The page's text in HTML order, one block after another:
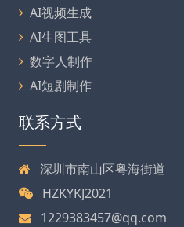
AI视频生成
AI生图工具
数字人制作
AI短剧制作
联系方式
深圳市南山区粤海街道
HZKYKJ2021
1229383457@qq.com